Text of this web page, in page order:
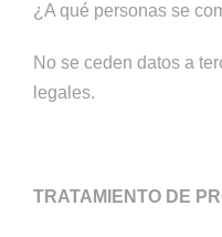
¿A qué personas se
No se ceden datos a
legales.
TRATAMIENTO DE